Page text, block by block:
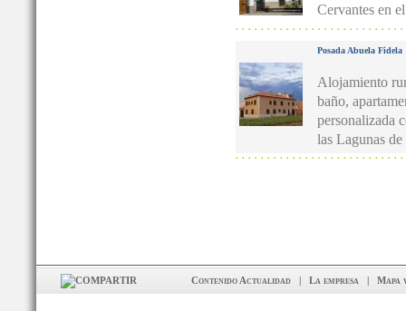
Cervantes en
Posada Abuela Fidela
Alojamiento
baño,
personalizada
las Lagunas
Contenido Actualidad | La empresa | Mapa